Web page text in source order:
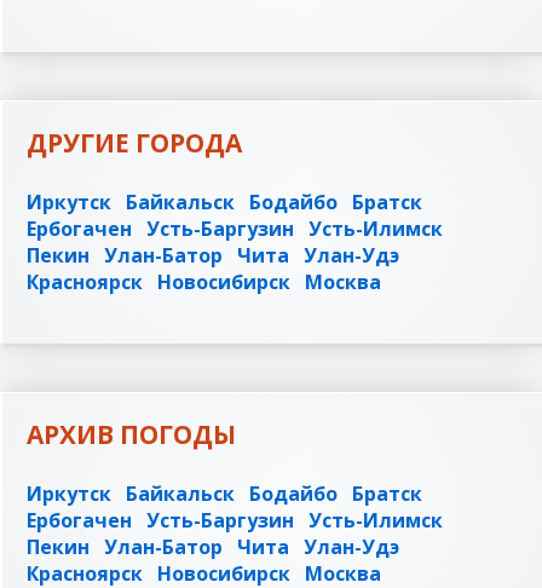
ДРУГИЕ ГОРОДА
Иркутск Байкальск Бодайбо Братск
Ербогачен Усть-Баргузин Усть-Илимск
Пекин Улан-Батор Чита Улан-Удэ
Красноярск Новосибирск Москва
АРХИВ ПОГОДЫ
Иркутск Байкальск Бодайбо Братск
Ербогачен Усть-Баргузин Усть-Илимск
Пекин Улан-Батор Чита Улан-Удэ
Красноярск Новосибирск Москва